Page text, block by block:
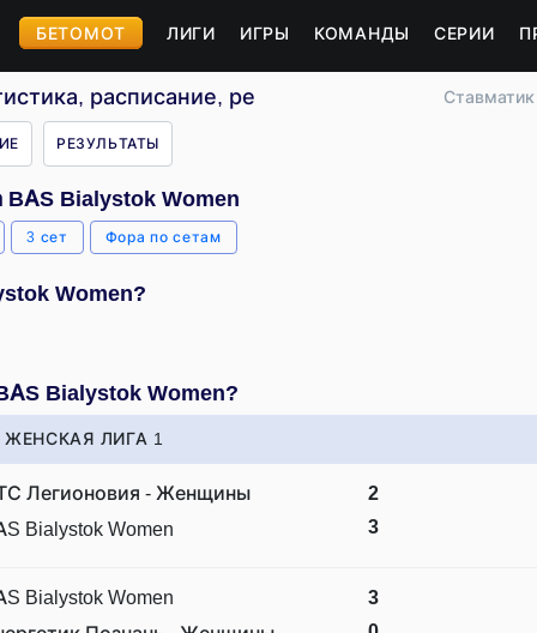
БЕТОМОТ ЛИГИ ИГРЫ КОМАНДЫ СЕРИИ
расписание, результаты Ставматик
РЕЗУЛЬТАТЫ
BAS Bialystok Women
3 сет Фора по сетам
Women?
Bialystok Women?
ЛИГА 1
Легионовия - Женщины
Bialystok Women
2
3
Bialystok Women
3